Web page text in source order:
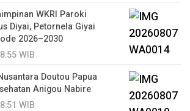
WKRI Paroki
Diyai, Petornela Giyai
2026–2030
WIB
Doutou Papua
Anigou Nabire
WIB